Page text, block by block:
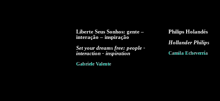
Liberte Seus Sonhos: gente –
interação – inspiração
Set your dreams free: people -
interaction - inspiration
Gabriele Valente
Philips Holandés
Hollander Philips
Camila Echeverría